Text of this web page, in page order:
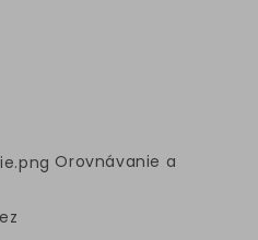
Orovnávanie a